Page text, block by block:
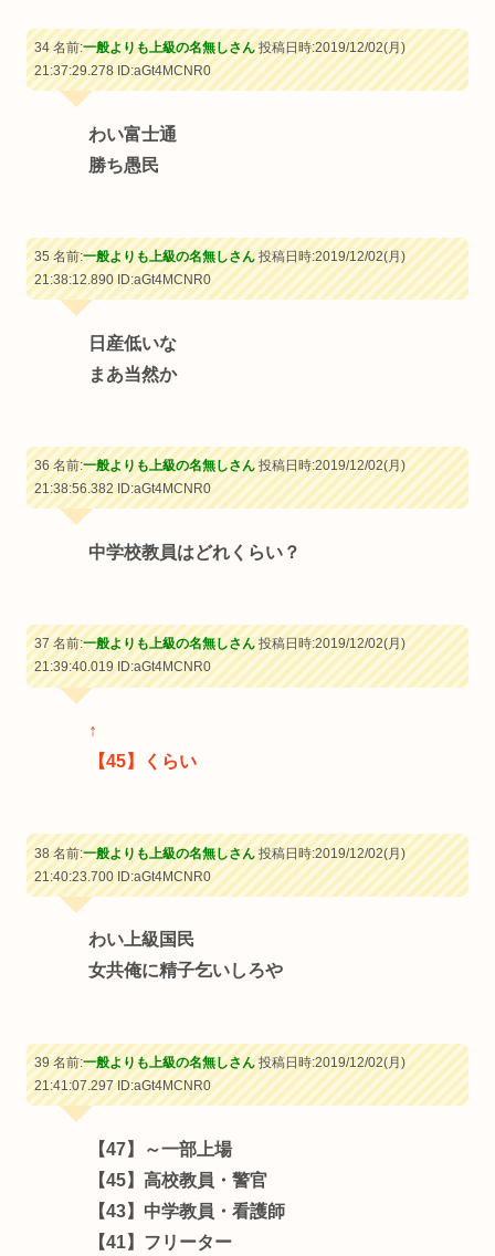
34 名前:一般よりも上級の名無しさん投稿日時:2019/12/02(月)
21:37:29.278ID:aGt4MCNR0
わい富士通
勝ち愚民
35 名前:一般よりも上級の名無しさん投稿日時:2019/12/02(月)
21:38:12.890ID:aGt4MCNR0
日産低いな
まあ当然か
36 名前:一般よりも上級の名無しさん投稿日時:2019/12/02(月)
21:38:56.382ID:aGt4MCNR0
中学校教員はどれくらい？
37 名前:一般よりも上級の名無しさん投稿日時:2019/12/02(月)
21:39:40.019ID:aGt4MCNR0
↑
【45】くらい
38 名前:一般よりも上級の名無しさん投稿日時:2019/12/02(月)
21:40:23.700ID:aGt4MCNR0
わい上級国民
女共俺に精子乞いしろや
39 名前:一般よりも上級の名無しさん投稿日時:2019/12/02(月)
21:41:07.297ID:aGt4MCNR0
【47】～一部上場
【45】高校教員・警官
【43】中学教員・看護師
【41】フリーター